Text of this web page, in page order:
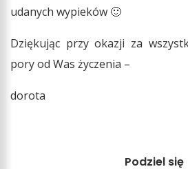
udanych wypieków 🙂
Dziękując przy okazji za
pory od Was życzenia –
dorota
Podziel się